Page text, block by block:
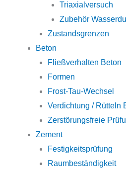
Triaxialversuch
Zubehör
Zustandsgrenzen
Beton
Fließverhalten Beton
Formen
Frost-Tau-Wechsel
Verdichtung / Rütteln
Zerstörungsfreie
Zement
Festigkeitsprüfung
Raumbeständigkeit